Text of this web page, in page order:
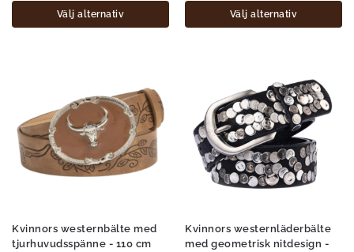
Välj alternativ Välj alternativ
Kvinnors westernbälte med
tjurhuvudsspänne - 110 cm
Kvinnors westernläderbälte
med geometrisk nitdesign -